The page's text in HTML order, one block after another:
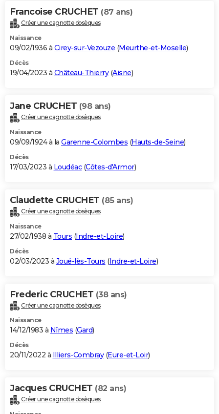
Francoise CRUCHET (87 ans)
Créer une cagnotte obsèques
Naissance
09/02/1936 à Cirey-sur-Vezouze (Meurthe-et-Moselle)
Décès
19/04/2023 à Château-Thierry(Aisne)
Jane CRUCHET (98 ans)
Créer une cagnotte obsèques
Naissance
09/09/1924 à la Garenne-Colombes (Hauts-de-Seine)
Décès
17/03/2023 à Loudéac(Côtes-d'Armor)
Claudette CRUCHET (85 ans)
Créer une cagnotte obsèques
Naissance
27/02/1938 à Tours (Indre-et-Loire)
Décès
02/03/2023 à Joué-lès-Tours (Indre-et-Loire)
Frederic CRUCHET (38 ans)
Créer une cagnotte obsèques
Naissance
14/12/1983 à Nîmes (Gard)
Décès
20/11/2022 à Illiers-Combray(Eure-et-Loir)
Jacques CRUCHET (82 ans)
Créer une cagnotte obsèques